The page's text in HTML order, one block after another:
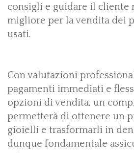
consigli e guidare il cliente
migliore per la vendita dei
usati.
Con valutazioni
pagamenti immediati e
opzioni di vendita, un
permetterà di ottenere un
gioielli e trasformarli in
dunque fondamentale